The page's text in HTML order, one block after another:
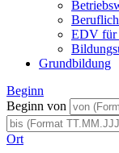
EDV für
Grundbildung
Beginn
Beginn von
Ort